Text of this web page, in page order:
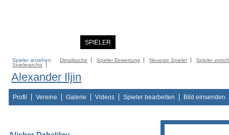
SPIELER
Spieler ansehen Detailsuche Spieler Bewertung Neueste Spieler
Spieler
Spielerarchiv
Alexander Iljin
Profil Vereine Galerie Videos Spieler bearbeiten Bild einsenden